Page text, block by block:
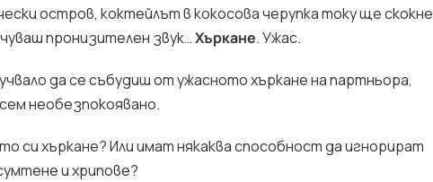
остров, коктейлът в кокосова черупка току ще скокне
пронизителен звук…Хъркане. Ужас.
да се събудиш от ужасното хъркане на партньора,
необезпокоявано.
си хъркане? Или имат някаква способност да игнорират
и хрипове?